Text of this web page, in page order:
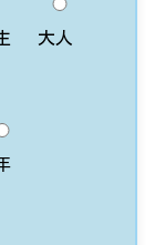
大人